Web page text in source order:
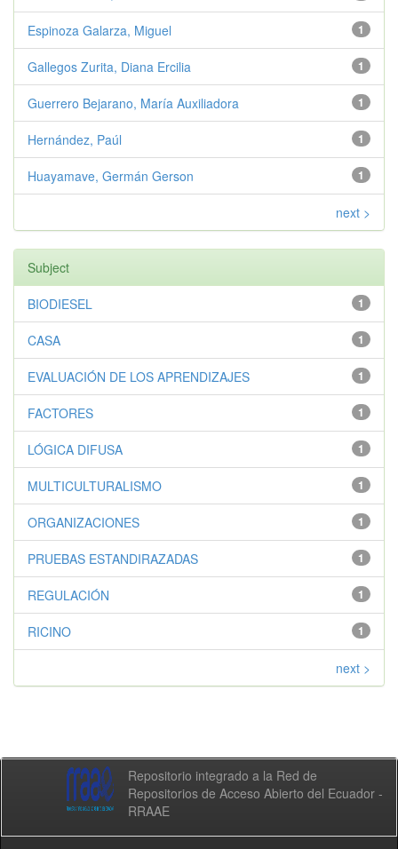
1
Espinoza Galarza, Miguel
1
Gallegos Zurita, Diana Ercilia
1
Guerrero Bejarano, María Auxiliadora
1
Hernández, Paúl
1
Huayamave, Germán Gerson
next >
Subject
1
BIODIESEL
1
CASA
1
EVALUACIÓN DE LOS APRENDIZAJES
1
FACTORES
1
LÓGICA DIFUSA
1
MULTICULTURALISMO
1
ORGANIZACIONES
1
PRUEBAS ESTANDIRAZADAS
1
REGULACIÓN
1
RICINO
next >
Repositorio integrado a la Red de
Repositorios de Acceso Abierto del Ecuador -
RRAAE